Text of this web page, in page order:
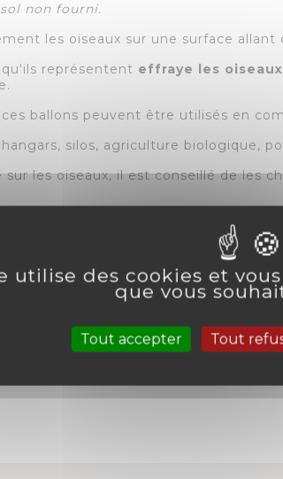
non fourni.
les oiseaux sur une surface allant
représentent effraye les oiseaux
ballons peuvent être utilisés en
silos, agriculture biologique,
les oiseaux, il est conseillé de les
:
utilise des cookies et
que vous
Tout accepter Tout